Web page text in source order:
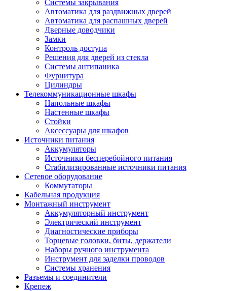
Cистемы закрывания
Автоматика для раздвижных дверей
Автоматика для распашных дверей
Дверные доводчики
Замки
Контроль доступа
Решения для дверей из стекла
Системы антипаника
Фурнитура
Цилиндры
Телекоммуникационные шкафы
Напольные шкафы
Настенные шкафы
Стойки
Аксессуары для шкафов
Источники питания
Аккумуляторы
Источники бесперебойного питания
Стабилизированные источники питания
Сетевое оборудование
Коммутаторы
Кабельная продукция
Монтажный инструмент
Аккумуляторный инструмент
Электрический инструмент
Диагностические приборы
Торцевые головки, биты, держатели
Наборы ручного инструмента
Инструмент для заделки проводов
Системы хранения
Разъемы и соединители
Крепеж